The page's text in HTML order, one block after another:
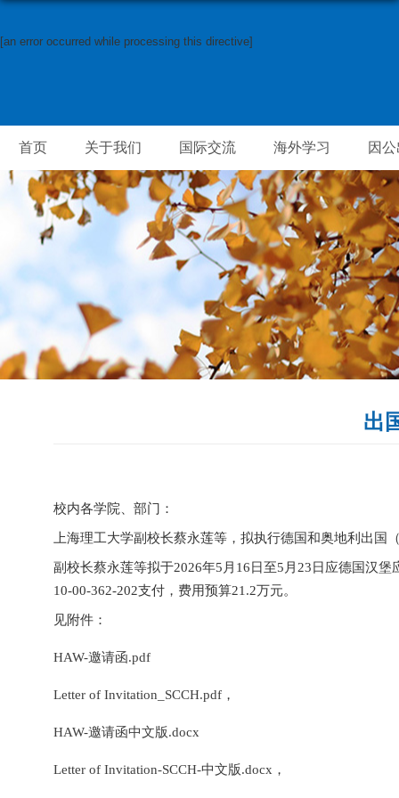
[an error occurred while processing this directive]
首页 关于我们 国际交流 海外学习 因
出
校内各学院、部门：
上海理工大学副校长蔡永莲等，拟执行德国和奥地利出国
副校长蔡永莲等拟于2026年5 月 16 日至5 月 23 日应德国汉堡
10-00-362-202支付，费用预算21.2万元。
见附件：
HAW-邀请函.pdf
Letter of Invitation_SCCH.pdf ，
HAW-邀请函中文版.docx
Letter of Invitation-SCCH-中文版.docx ，